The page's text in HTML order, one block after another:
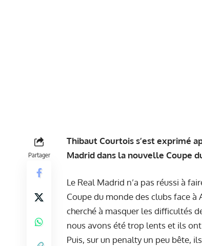
Partager
Thibaut Courtois s’est exprimé
Madrid dans la nouvelle Coupe
Le Real Madrid n’a pas réussi à
Coupe du monde des clubs face
cherché à masquer les difficultés
nous avons été trop lents et ils
Puis, sur un penalty un peu bête,